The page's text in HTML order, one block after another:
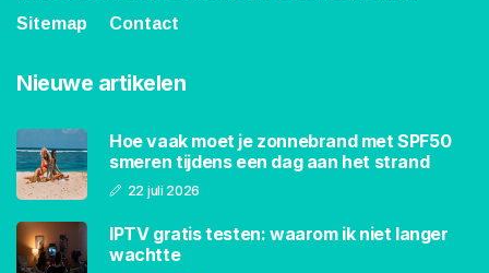
Sitemap
Contact
Nieuwe artikelen
Hoe vaak moet je zonnebrand met SPF50
smeren tijdens een dag aan het strand
22 juli 2026
IPTV gratis testen: waarom ik niet langer
wachtte